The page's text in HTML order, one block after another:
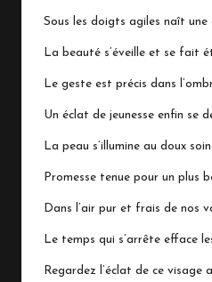
Sous les doigts agiles naît une
La beauté s’éveille et se fait
Le geste est précis dans
Un éclat de jeunesse enfin se
La peau s’illumine au doux
Promesse tenue pour un plus
Dans l’air pur et frais de nos
Le temps qui s’arrête efface
Regardez l’éclat de ce visage